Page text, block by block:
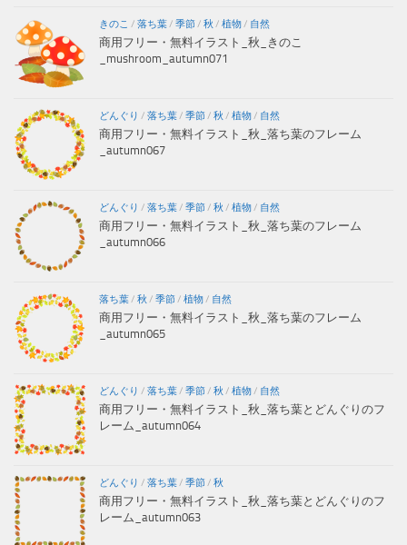
きのこ / 落ち葉/ 季節/ 秋 / 植物/ 自然
商用フリー・無料イラスト_秋_きのこ
_mushroom_autumn071
どんぐり / 落ち葉/ 季節/ 秋 / 植物/ 自然
商用フリー・無料イラスト_秋_落ち葉のフレーム
_autumn067
どんぐり / 落ち葉/ 季節/ 秋 / 植物/ 自然
商用フリー・無料イラスト_秋_落ち葉のフレーム
_autumn066
落ち葉/ 秋 / 季節/ 植物/ 自然
商用フリー・無料イラスト_秋_落ち葉のフレーム
_autumn065
どんぐり / 落ち葉/ 季節/ 秋 / 植物/ 自然
商用フリー・無料イラスト_秋_落ち葉とどんぐりのフ
レーム_autumn064
どんぐり / 落ち葉/ 季節/ 秋
商用フリー・無料イラスト_秋_落ち葉とどんぐりのフ
レーム_autumn063